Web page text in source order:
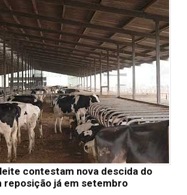
contestam nova descida do
reposição já em setembro